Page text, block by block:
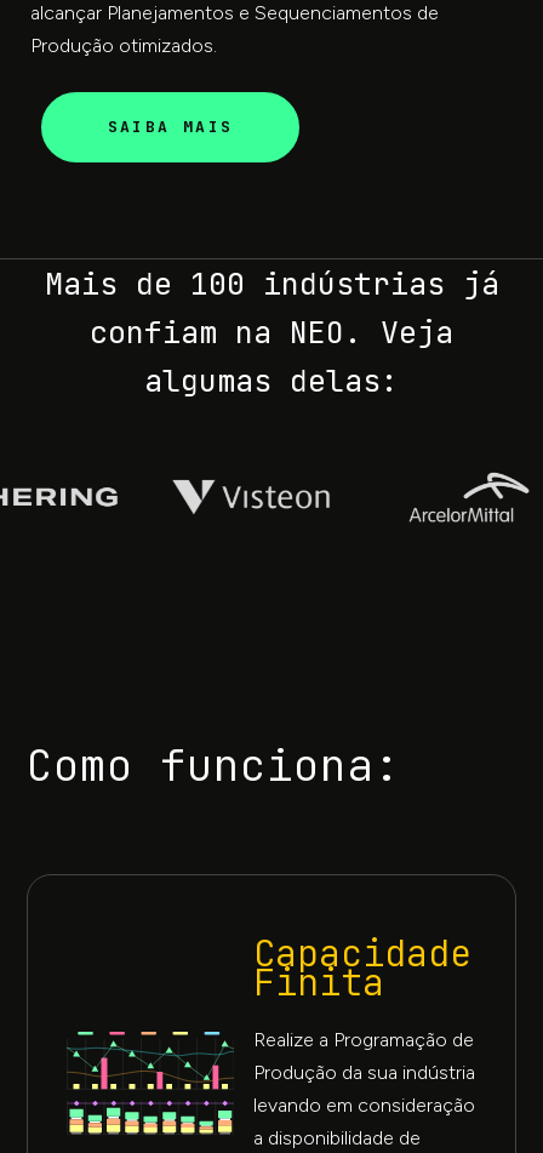
alcançar Planejamentos e Sequenciamentos de
Produção otimizados.
SAIBA MAIS
Mais de 100 indústrias já
confiam na NEO. Veja
algumas delas:
Como funciona:
Capacidade
Finita
Realize a Programação de
Produção da sua indústria
levando em consideração
a disponibilidade de